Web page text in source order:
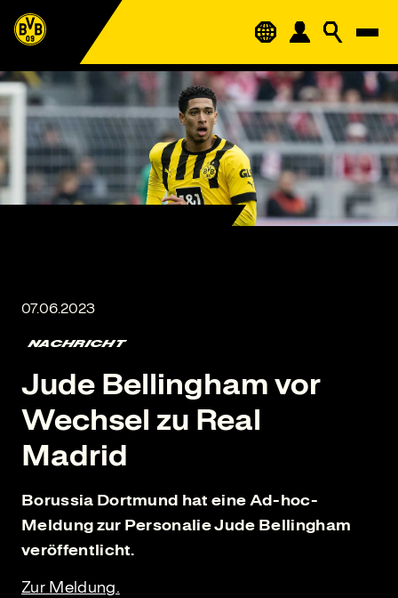
NACHRICHT
Jude Bellingham vor
Wechsel zu Real
Madrid
Borussia Dortmund hat eine Ad-hoc-
Meldung zur Personalie Jude Bellingham
veröffentlicht.
Zur Meldung.